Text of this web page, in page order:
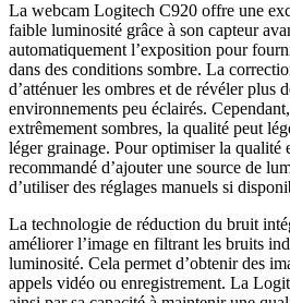
La webcam Logitech C920 offre une
faible luminosité grâce à son capteur
automatiquement l’exposition pour
dans des conditions sombre. La
d’atténuer les ombres et de révéler plus
environnements peu éclairés.
extrêmement sombres, la qualité peut
léger grainage. Pour optimiser la qualité
recommandé d’ajouter une source de
d’utiliser des réglages manuels si
La technologie de réduction du bruit
améliorer l’image en filtrant les bruits
luminosité. Cela permet d’obtenir des
appels vidéo ou enregistrement. La